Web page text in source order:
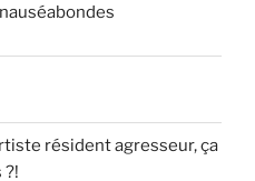
résident agresseur, ça